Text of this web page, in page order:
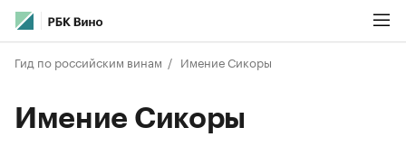
Гид по российским винам Имение Сикоры
Имение Сикоры